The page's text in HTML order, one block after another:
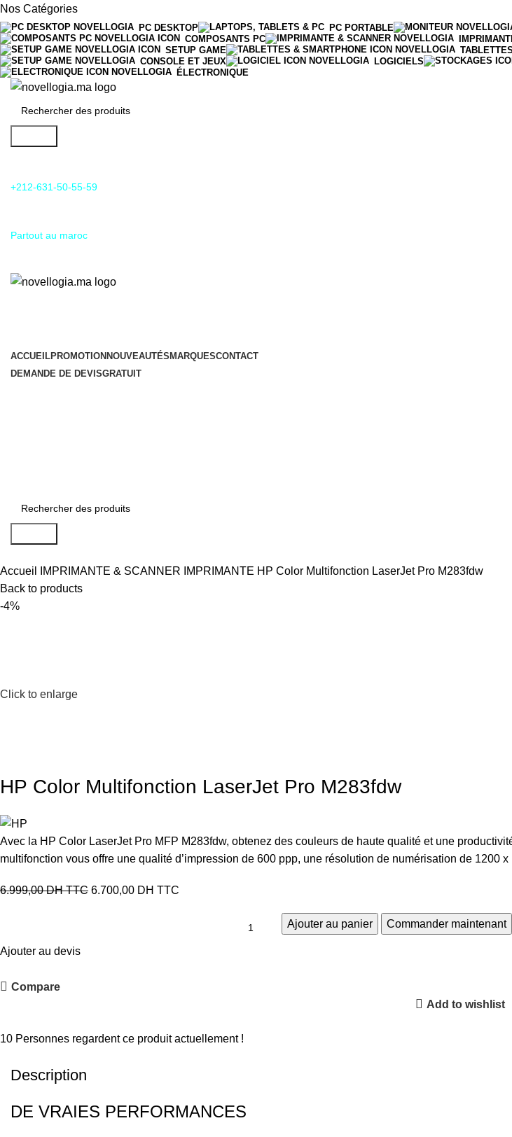
Nos Catégories
PC DESKTOP PC PORTABLE
COMPOSANTS PC
SETUP GAME
CONSOLE ET JEUX
LOGICIELS
ÉLECTRONIQUE
+212-631-50-55-59
Partout au maroc
ACCUEILPROMOTIONNOUVEAUTÉSMARQUESCONTACT
DEMANDE DE DEVISGRATUIT
Accueil IMPRIMANTE & SCANNER IMPRIMANTE HP Color Multifonction LaserJet Pro M283fdw
Back to products
-4%
Click to enlarge
HP Color Multifonction LaserJet Pro M283fdw
Avec la HP Color LaserJet Pro MFP M283fdw, obtenez des couleurs de haute qualité et une
multifonction vous offre une qualité d’impression de 600 ppp, une résolution de numérisation de 1200
6.999,00DH TTC 6.700,00 DH TTC
Ajouter au panier Commander maintenant
Ajouter au devis
Compare
Add to wishlist
10 Personnes regardent ce produit actuellement !
Description
DE VRAIES PERFORMANCES